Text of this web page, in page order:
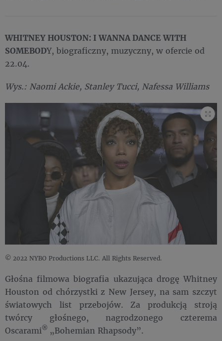
WHITNEY HOUSTON: I WANNA DANCE WITH
SOMEBODY, biograficzny, muzyczny, w ofercie od
22.04.
Wys.: Naomi Ackie, Stanley Tucci, Nafessa Williams
© 2022 NYBO Productions LLC. All Rights Reserved.
Głośna filmowa biografia ukazująca drogę Whitney
Houston od chórzystki z New Jersey, na sam szczyt
światowych list przebojów. Za produkcją stroją
twórcy głośnego, nagrodzonego czterema
Oscarami® „Bohemian Rhapsody”.